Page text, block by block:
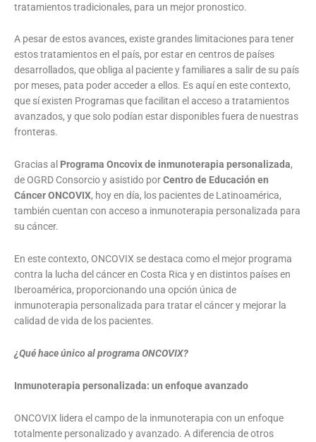
tratamientos tradicionales, para un mejor pronostico.
A pesar de estos avances, existe grandes limitaciones para tener
estos tratamientos en el país, por estar en centros de países
desarrollados, que obliga al paciente y familiares a salir de su país
por meses, pata poder acceder a ellos. Es aquí en este contexto,
que sí existen Programas que facilitan el acceso a tratamientos
avanzados, y que solo podían estar disponibles fuera de nuestras
fronteras.
Gracias al Programa Oncovix de inmunoterapia personalizada,
de OGRD Consorcio y asistido porCentro de Educación en
Cáncer ONCOVIX, hoy en día, los pacientes de Latinoamérica,
también cuentan con acceso a inmunoterapia personalizada para
su cáncer.
En este contexto, ONCOVIX se destaca como el mejor programa
contra la lucha del cáncer en Costa Rica y en distintos países en
Iberoamérica, proporcionando una opción única de
inmunoterapia personalizada para tratar el cáncer y mejorar la
calidad de vida de los pacientes.
¿Qué hace único al programa ONCOVIX?
Inmunoterapia personalizada: un enfoque avanzado
ONCOVIX lidera el campo de la inmunoterapia con un enfoque
totalmente personalizado y avanzado. A diferencia de otros